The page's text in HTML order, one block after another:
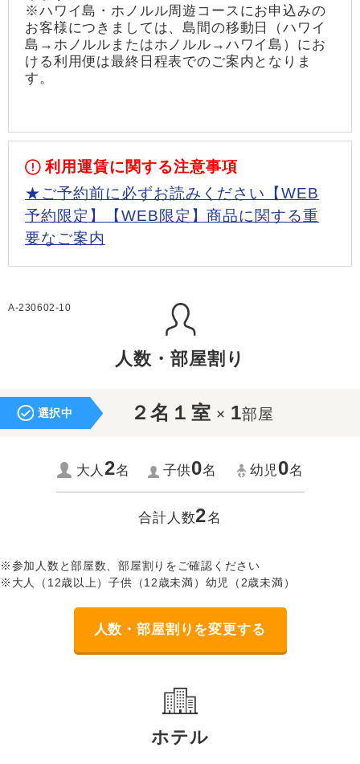
※ハワイ島・ホノルル周遊コースにお申込みの
お客様につきましては、島間の移動日（ハワイ
島→ホノルルまたはホノルル→ハワイ島）にお
ける利用便は最終日程表でのご案内となりま
す。
利用運賃に関する注意事項
★ご予約前に必ずお読みください【WEB
予約限定】【WEB限定】商品に関する重
要なご案内
A-230602-10
人数・部屋割り
選択中 ２名１室 × 1部屋
大人2名 子供0名 幼児0名
合計人数2名
※参加人数と部屋数、部屋割りをご確認ください
※大人（12歳以上）子供（12歳未満）幼児（2歳未満）
人数・部屋割りを変更する
ホテル